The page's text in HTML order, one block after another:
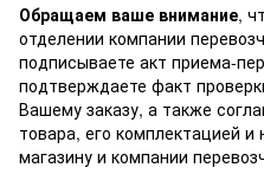
Обращаем ваше внимание,
отделении компании
подписываете акт приема-
подтверждаете факт
Вашему заказу, а также
товара, его комплектацией и
магазину и компании